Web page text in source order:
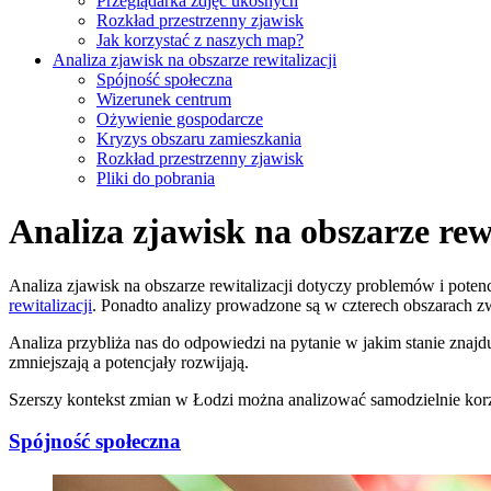
Rozkład przestrzenny zjawisk
Jak korzystać z naszych map?
Analiza zjawisk na obszarze rewitalizacji
Spójność społeczna
Wizerunek centrum
Ożywienie gospodarcze
Kryzys obszaru zamieszkania
Rozkład przestrzenny zjawisk
Pliki do pobrania
Analiza zjawisk na obszarze
Analiza zjawisk na obszarze rewitalizacji dotyczy problemów i
rewitalizacji. Ponadto analizy prowadzone są w czterech obszarach
Analiza przybliża nas do odpowiedzi na pytanie w jakim stanie
zmniejszają a potencjały rozwijają.
Szerszy kontekst zmian w Łodzi można analizować samodzielnie
Spójność społeczna